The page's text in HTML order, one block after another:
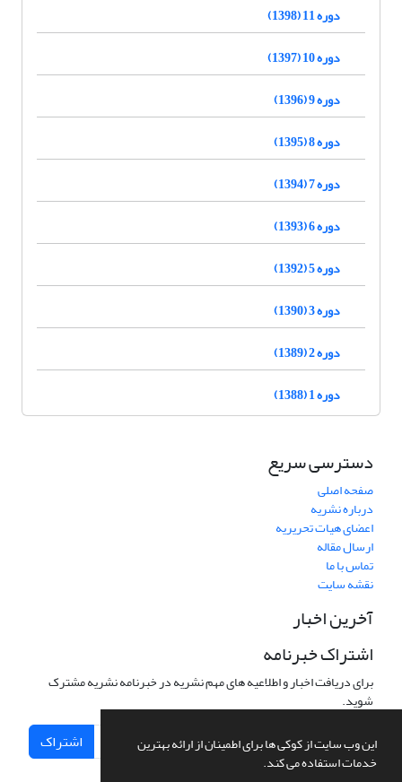
این وب سایت از کوکی ها برای اطمینان از ارائه بهترین
خدمات استفاده می کند.
دوره 11 (1398)
دوره 10 (1397)
دوره 9 (1396)
دوره 8 (1395)
دوره 7 (1394)
دوره 6 (1393)
دوره 5 (1392)
دوره 3 (1390)
دوره 2 (1389)
دوره 1 (1388)
دسترسی سریع
صفحه اصلی
درباره نشریه
اعضای هیات تحریریه
ارسال مقاله
تماس با ما
نقشه سایت
آخرین اخبار
اشتراک خبرنامه
برای دریافت اخبار و اطلاعیه های مهم نشریه در خبرنامه نشریه مشترک
شوید.
اشتراک